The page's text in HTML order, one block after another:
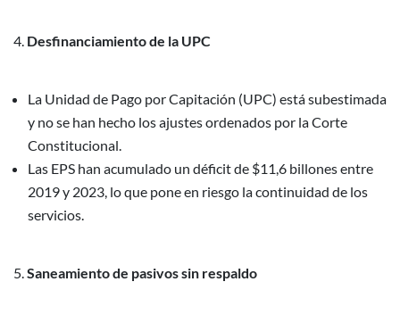
Desfinanciamiento de la UPC
La Unidad de Pago por Capitación (UPC) está subestimada
y no se han hecho los ajustes ordenados por la Corte
Constitucional.
Las EPS han acumulado un déficit de $11,6 billones entre
2019 y 2023, lo que pone en riesgo la continuidad de los
servicios.
Saneamiento de pasivos sin respaldo